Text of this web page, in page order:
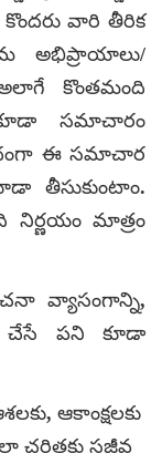
వారి తీరిక
కొంతమంది
సమాచారం
ఈ సమాచార
తీసుకుంటాం.
మాత్రం
వ్యాసంగాన్ని,
చేసే పని కూడా
ఆకాంక్షలకు
చరిత్రకు సజీవ